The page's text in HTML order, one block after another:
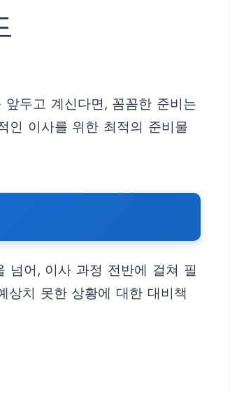
앞두고 계신다면, 꼼꼼한 준비는
인 이사를 위한 최적의 준비물
넘어, 이사 과정 전반에 걸쳐 필
상치 못한 상황에 대한 대비책